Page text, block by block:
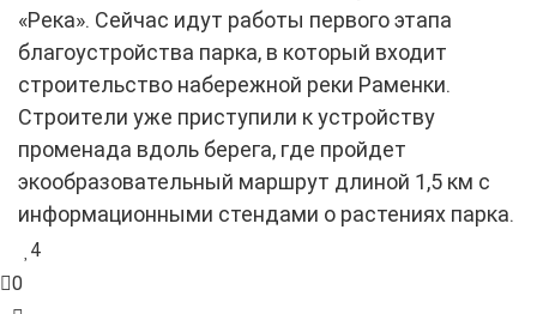
«Река». Сейчас идут работы первого этапа
благоустройства парка, в который входит
строительство набережной реки Раменки.
Строители уже приступили к устройству
променада вдоль берега, где пройдет
экообразовательный маршрут длиной 1,5 км с
информационными стендами о растениях парка.
4
0